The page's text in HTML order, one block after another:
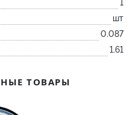
1
шт
0.087
1.61
ТОВАРЫ